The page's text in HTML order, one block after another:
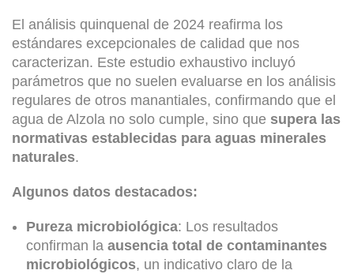
El análisis quinquenal de 2024 reafirma los
estándares excepcionales de calidad que nos
caracterizan. Este estudio exhaustivo incluyó
parámetros que no suelen evaluarse en los análisis
regulares de otros manantiales, confirmando que el
agua de Alzola no solo cumple, sino que supera las
normativas establecidas para aguas minerales
naturales.
Algunos datos destacados:
Pureza microbiológica: Los resultados
confirman la ausencia total de contaminantes
microbiológicos, un indicativo claro de la